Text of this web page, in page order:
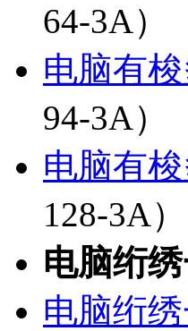
64-3A）
电脑有
94-3A）
电脑有
128-3A）
电脑绗
电脑绗